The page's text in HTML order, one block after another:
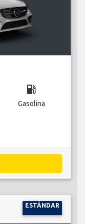
local_gas_station
Gasolina
ESTÁNDAR